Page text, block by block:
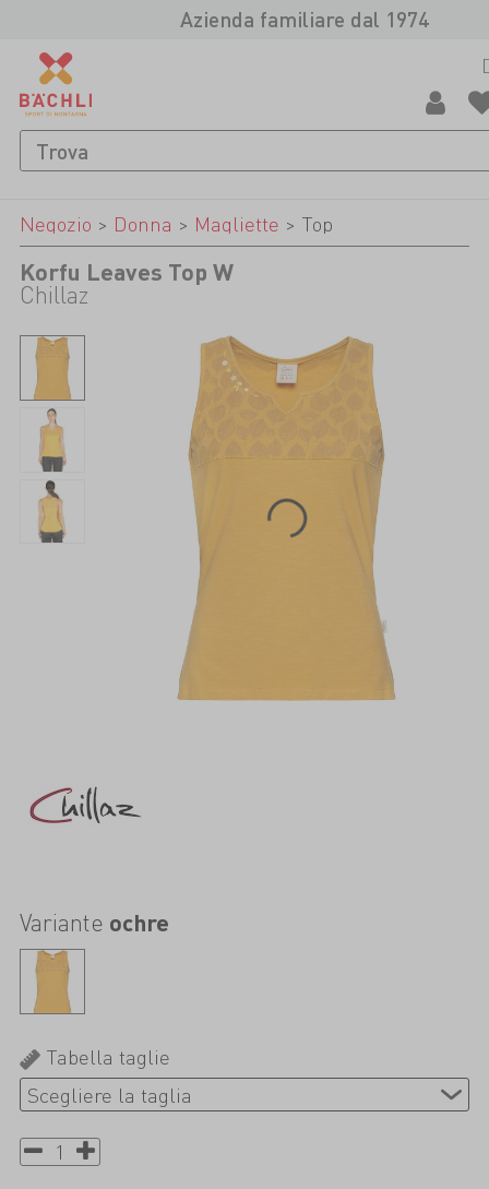
Azienda familiare dal 1974
Negozio > Donna > Magliette > Top
Korfu Leaves Top W
Chillaz
Variante ochre
Tabella taglie